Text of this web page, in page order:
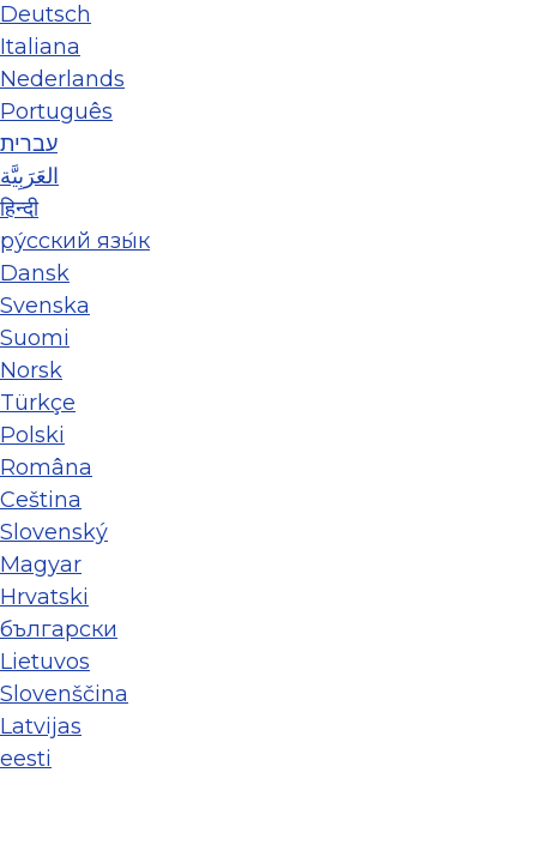
Deutsch
Italiana
Nederlands
Português
עברית
العَرَبِيَّة
हिन्दी
ру́сский язы́к
Dansk
Svenska
Suomi
Norsk
Türkçe
Polski
Româna
Ceština
Slovenský
Magyar
Hrvatski
български
Lietuvos
Slovenščina
Latvijas
eesti